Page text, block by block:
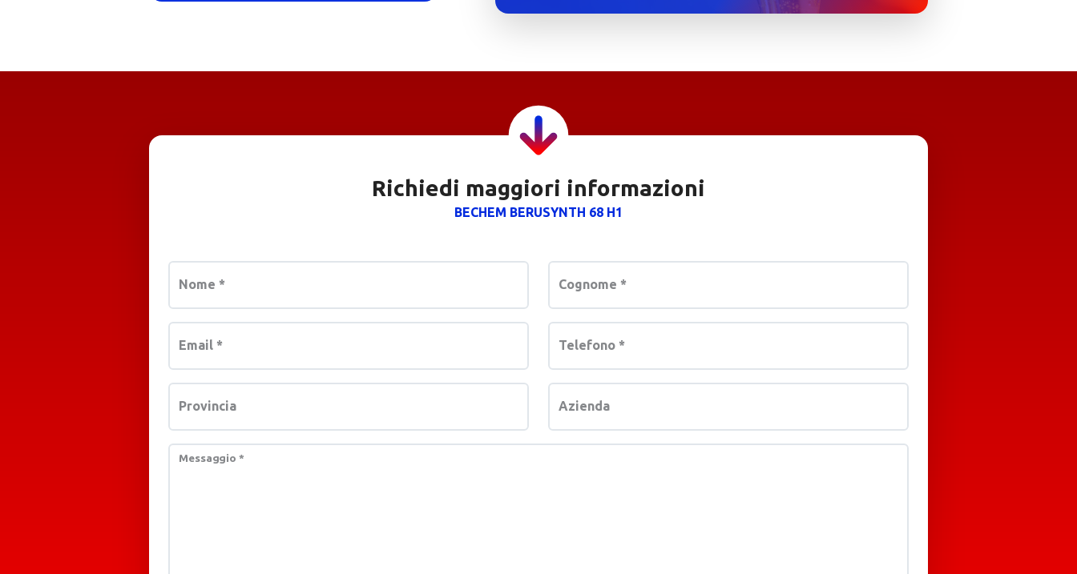
Richiedi maggiori informazioni
BECHEM BERUSYNTH 68 H1
Nome * Cognome *
Email * Telefono *
Provincia Azienda
Messaggio *